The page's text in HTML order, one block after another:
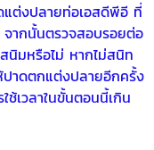
แต่งปลายท่อเอสดีพีอี ที่
ากนั้นตรวจสอบรอยต่อ
นิมหรือไม่ หากไม่สนิท
ปาดตกแต่งปลายอีกครั้ง
เวลาในขั้นตอนนี้เกิน